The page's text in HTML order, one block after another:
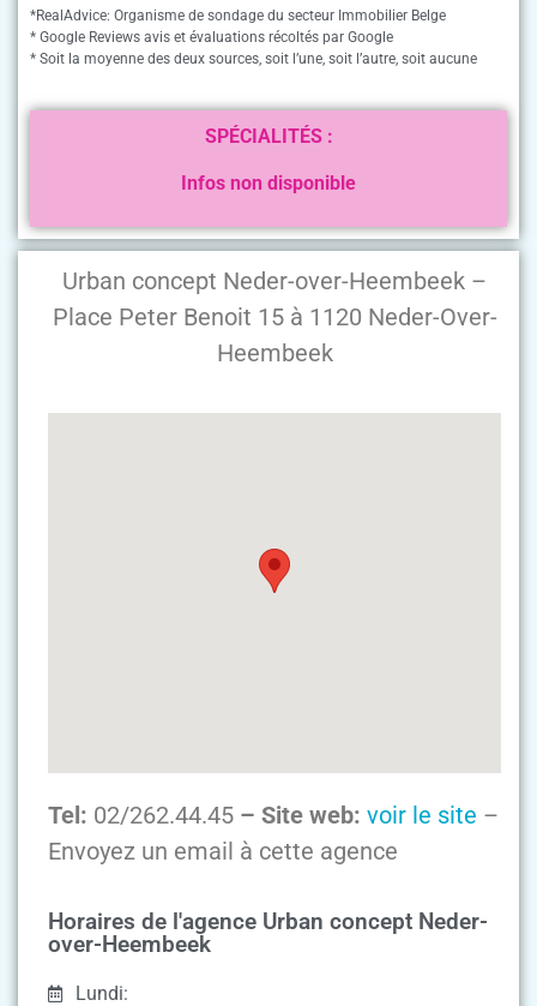
Urban concept Neder-over-Heembeek –
Place Peter Benoit 15 à 1120 Neder-Over-
Heembeek
Tel: 02/262.44.45 – Site web: voir le site –
Envoyez un email à cette agence
Horaires de l'agence Urban concept Neder-
over-Heembeek
Lundi:
*RealAdvice: Organisme de sondage du secteur Immobilier Belge
* Google Reviews avis et évaluations récoltés par Google
* Soit la moyenne des deux sources, soit l’une, soit l’autre, soit aucune
SPÉCIALITÉS :
Infos non disponible